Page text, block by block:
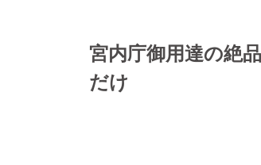
宮内庁御用達の絶
だけ